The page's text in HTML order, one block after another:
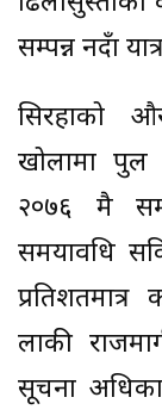
सम्पन्न नहुँदा
सिरहाको
खोलामा पुल
२०७६ मै
समयावधि
हुलाकी
सूचना